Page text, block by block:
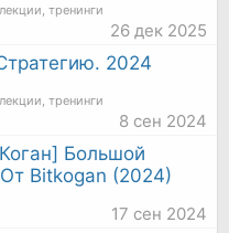
тренинги
26 дек 2025
2024
тренинги
8 сен 2024
Большой
Bitkogan (2024)
17 сен 2024